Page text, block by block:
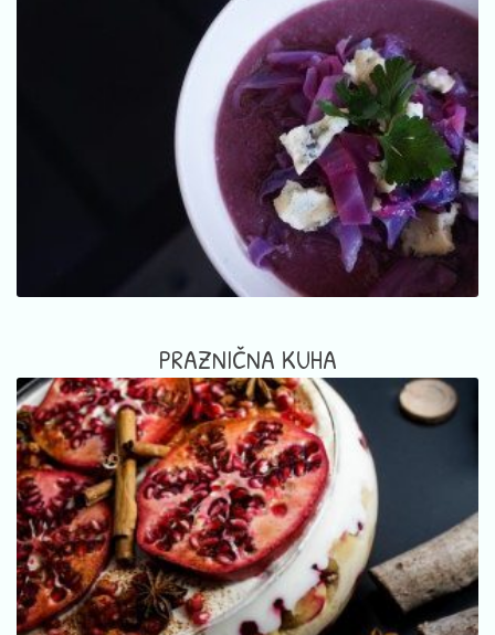
PRAZNIČNA KUHA